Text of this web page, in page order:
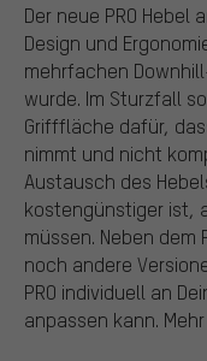
Der neue PRO
Design und
mehrfachen
wurde. Im Sturzfall
Grifffläche dafür,
nimmt und nicht
Austausch des
kostengünstiger ist,
müssen. Neben dem
noch andere
PRO individuell an
anpassen kann.